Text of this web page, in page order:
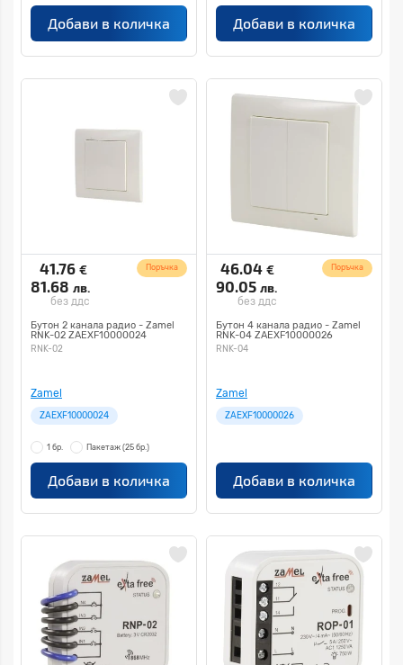
Добави в количка Добави в количка
41.76 €
81.68 лв.
без ддс
Поръчка
Бутон 2 канала радио - Zamel
RNK-02 ZAEXF10000024
RNK-02
Zamel
ZAEXF10000024
1 бр. Пакетаж (25 бр.)
Добави в количка
46.04 €
90.05 лв.
без ддс
Поръчка
Бутон 4 канала радио - Zamel
RNK-04 ZAEXF10000026
RNK-04
Zamel
ZAEXF10000026
Добави в количка